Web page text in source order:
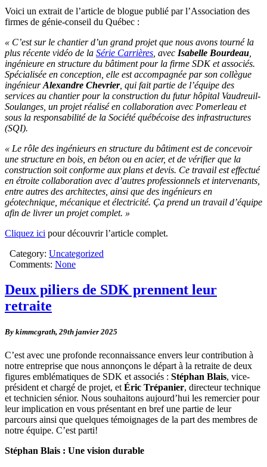
Voici un extrait de l’article de blogue publié par l’Association des
firmes de génie-conseil du Québec :
« C’est sur le chantier d’un grand projet que nous avons tourné la
plus récente vidéo de la Série Carrières , avec Isabelle Bourdeau
ingénieure en structure du bâtiment pour la firme SDK et associés.
Spécialisée en conception, elle est accompagnée par son collègue
ingénieurAlexandre Chevrier, qui fait partie de l’équipe des
services au chantier pour la construction du futur hôpital Vaudreuil-
Soulanges, un projet réalisé en collaboration avec Pomerleau et
sous la responsabilité de la Société québécoise des infrastructures
(SQI).
« Le rôle des ingénieurs en structure du bâtiment est de concevoir
une structure en bois, en béton ou en acier, et de vérifier que la
construction soit conforme aux plans et devis. Ce travail est effectué
en étroite collaboration avec d’autres professionnels et intervenants,
entre autres des architectes, ainsi que des ingénieurs en
géotechnique, mécanique et électricité. Ça prend un travail d’équipe
afin de livrer un projet complet. »
Cliquez ici pour découvrir l’article complet.
Category: Uncategorized
Comments: None
Deux piliers de SDK prennent leur
retraite
By kimmcgrath, 29th janvier 2025
C’est avec une profonde reconnaissance envers leur contribution à
notre entreprise que nous annonçons le départ à la retraite de deux
figures emblématiques de SDK et associés : Stéphan Blais, vice-
président et chargé de projet, et Éric Trépanier, directeur technique
et technicien sénior. Nous souhaitons aujourd’hui les remercier pour
leur implication en vous présentant en bref une partie de leur
parcours ainsi que quelques témoignages de la part des membres de
notre équipe. C’est parti!
Stéphan Blais : Une vision durable